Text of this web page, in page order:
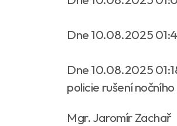
Dne 10.08.2025
Dne 10.08.2025
policie rušení
Mgr. Jaromír Zachař